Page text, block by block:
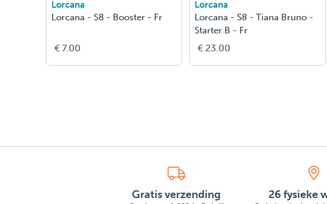
Lorcana
Lorcana - S8 - Booster - Fr
€ 7.00
Lorcana
Lorcana - S8 - Tiana Bruno -
Starter B - Fr
€ 23.00
Gratis verzending 26 fysieke